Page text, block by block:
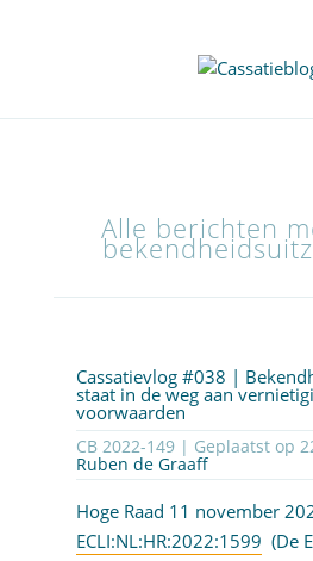
Alle berichten
Cassatievlog #038 |
staat in de weg aan
voorwaarden
CB 2022-149 | Geplaatst op
Ruben de Graaff
Hoge Raad 11 november
ECLI:NL:HR:2022:1599 (De